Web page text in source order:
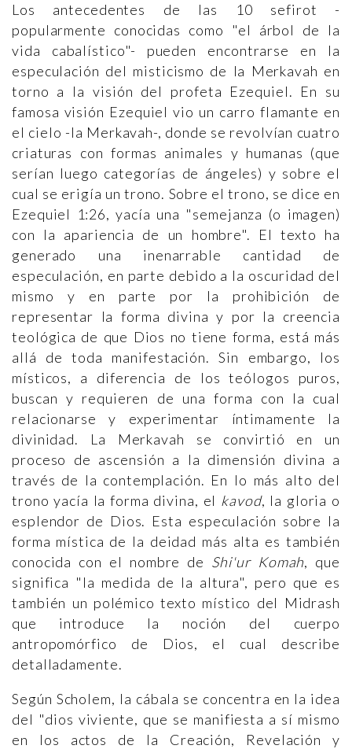
Los antecedentes de las 10 sefirot -
popularmente conocidas como "el árbol de la
vida cabalístico"- pueden encontrarse en la
especulación del misticismo de la Merkavah en
torno a la visión del profeta Ezequiel. En su
famosa visión Ezequiel vio un carro flamante en
el cielo -la Merkavah-, donde se revolvían cuatro
criaturas con formas animales y humanas (que
serían luego categorías de ángeles) y sobre el
cual se erigía un trono. Sobre el trono, se dice en
Ezequiel 1:26, yacía una "semejanza (o imagen)
con la apariencia de un hombre". El texto ha
generado una inenarrable cantidad de
especulación, en parte debido a la oscuridad del
mismo y en parte por la prohibición de
representar la forma divina y por la creencia
teológica de que Dios no tiene forma, está más
allá de toda manifestación. Sin embargo, los
místicos, a diferencia de los teólogos puros,
buscan y requieren de una forma con la cual
relacionarse y experimentar íntimamente la
divinidad. La Merkavah se convirtió en un
proceso de ascensión a la dimensión divina a
través de la contemplación. En lo más alto del
trono yacía la forma divina, el kavod, la gloria o
esplendor de Dios. Esta especulación sobre la
forma mística de la deidad más alta es también
conocida con el nombre de Shi'ur Komah, que
significa "la medida de la altura", pero que es
también un polémico texto místico del Midrash
que introduce la noción del cuerpo
antropomórfico de Dios, el cual describe
detalladamente.
Según Scholem, la cábala se concentra en la idea
del "dios viviente, que se manifiesta a sí mismo
en los actos de la Creación, Revelación y